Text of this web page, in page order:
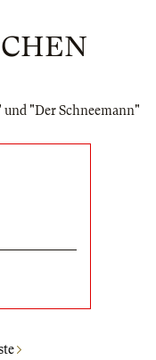
und "Der Schneemann"